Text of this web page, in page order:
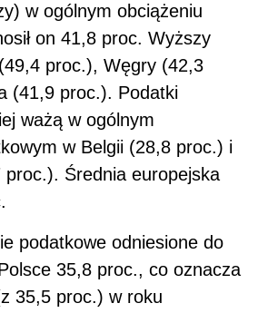
w ogólnym obciążeniu
on 41,8 proc. Wyższy
(49,4 proc.), Węgry (42,3
(41,9 proc.). Podatki
ważą w ogólnym
w Belgii (28,8 proc.) i
proc.). Średnia europejska
podatkowe odniesione do
35,8 proc., co oznacza
35,5 proc.) w roku